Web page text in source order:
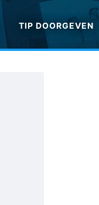
TIP DOORGEVEN